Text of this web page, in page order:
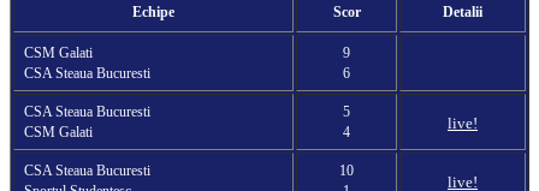
Echipe Scor Detalii
CSM Galati
CSA Steaua Bucuresti
9
6
CSA Steaua Bucuresti
CSM Galati
5
4
live!
CSA Steaua Bucuresti
10
live!